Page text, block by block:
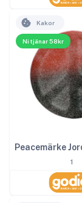
Ni tjänar 58kr
Kakor
1